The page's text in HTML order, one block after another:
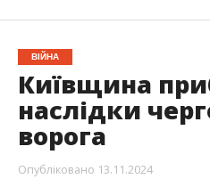
ВІЙНА
Київщина
наслідки
ворога
Опубліковано 13.11.2024